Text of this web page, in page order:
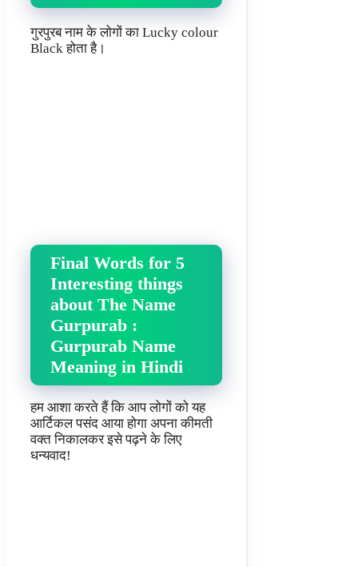
गुरपुरब नाम के लोगों का Lucky colour
Black होता है।
Final Words for 5
Interesting things
about The Name
Gurpurab :
Gurpurab Name
Meaning in Hindi
हम आशा करते हैं कि आप लोगों को यह
आर्टिकल पसंद आया होगा अपना कीमती
वक्त निकालकर इसे पढ़ने के लिए
धन्यवाद!